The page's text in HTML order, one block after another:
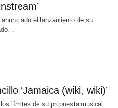
el lanzamiento de su
‘Jamaica (wiki, wiki)’
límites de su propuesta musical